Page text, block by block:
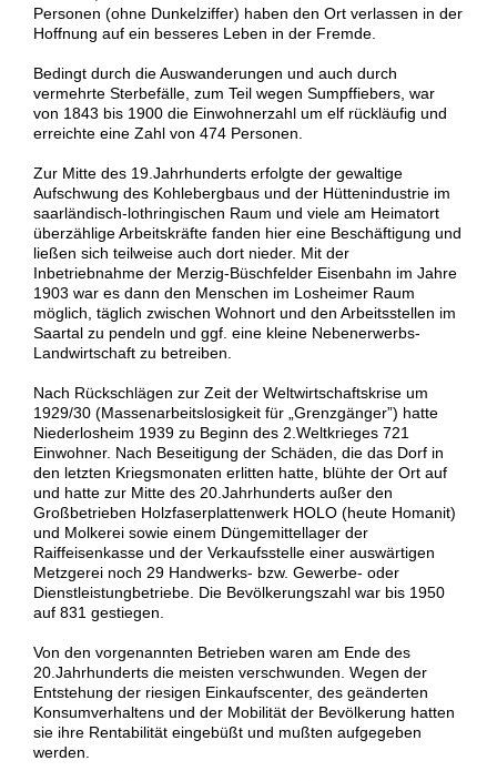
Personen (ohne Dunkelziffer) haben den Ort verlassen in der
Hoffnung auf ein besseres Leben in der Fremde.
Bedingt durch die Auswanderungen und auch durch
vermehrte Sterbefälle, zum Teil wegen Sumpffiebers, war
von 1843 bis 1900 die Einwohnerzahl um elf rückläufig und
erreichte eine Zahl von 474 Personen.
Zur Mitte des 19.Jahrhunderts erfolgte der gewaltige
Aufschwung des Kohlebergbaus und der Hüttenindustrie im
saarländisch-lothringischen Raum und viele am Heimatort
überzählige Arbeitskräfte fanden hier eine Beschäftigung und
ließen sich teilweise auch dort nieder. Mit der
Inbetriebnahme der Merzig-Büschfelder Eisenbahn im Jahre
1903 war es dann den Menschen im Losheimer Raum
möglich, täglich zwischen Wohnort und den Arbeitsstellen im
Saartal zu pendeln und ggf. eine kleine Nebenerwerbs-
Landwirtschaft zu betreiben.
Nach Rückschlägen zur Zeit der Weltwirtschaftskrise um
1929/30 (Massenarbeitslosigkeit für „Grenzgänger”) hatte
Niederlosheim 1939 zu Beginn des 2.Weltkrieges 721
Einwohner. Nach Beseitigung der Schäden, die das Dorf in
den letzten Kriegsmonaten erlitten hatte, blühte der Ort auf
und hatte zur Mitte des 20.Jahrhunderts außer den
Großbetrieben Holzfaserplattenwerk HOLO (heute Homanit)
und Molkerei sowie einem Düngemittellager der
Raiffeisenkasse und der Verkaufsstelle einer auswärtigen
Metzgerei noch 29 Handwerks- bzw. Gewerbe- oder
Dienstleistungbetriebe. Die Bevölkerungszahl war bis 1950
auf 831 gestiegen.
Von den vorgenannten Betrieben waren am Ende des
20.Jahrhunderts die meisten verschwunden. Wegen der
Entstehung der riesigen Einkaufscenter, des geänderten
Konsumverhaltens und der Mobilität der Bevölkerung hatten
sie ihre Rentabilität eingebüßt und mußten aufgegeben
werden.